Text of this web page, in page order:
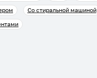
Со стиральной машиной